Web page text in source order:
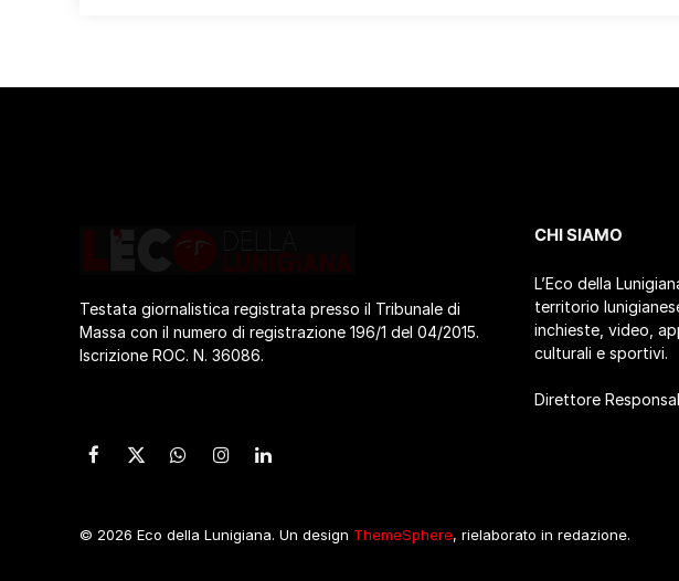
Testata giornalistica registrata presso il Tribunale di
Massa con il numero di registrazione 196/1 del 04/2015.
Iscrizione ROC. N. 36086.
CHI SIAMO
L’Eco della
territorio
inchieste, video,
culturali e sportivi.
Direttore
Facebook
X
WhatsApp
Instagram
LinkedIn
© 2026 Eco della Lunigiana. Un design ThemeSphere, rielaborato in redazione.